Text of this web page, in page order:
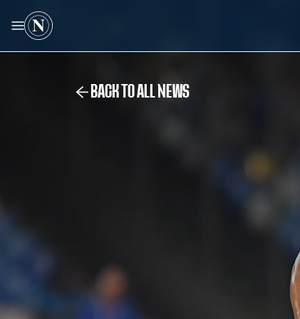
BACK TO ALL NEWS